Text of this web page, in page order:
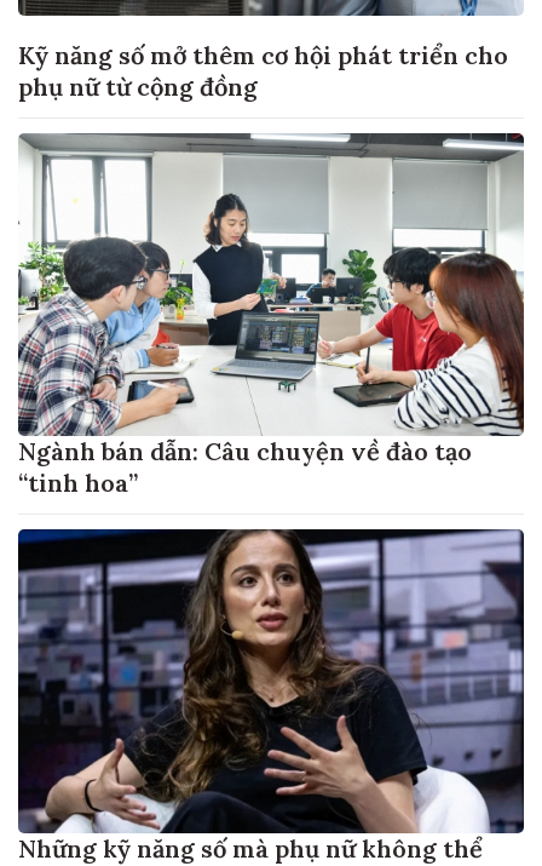
Kỹ năng số mở thêm cơ hội phát triển cho
phụ nữ từ cộng đồng
Ngành bán dẫn: Câu chuyện về đào tạo
“tinh hoa”
Những kỹ năng số mà phụ nữ không thể